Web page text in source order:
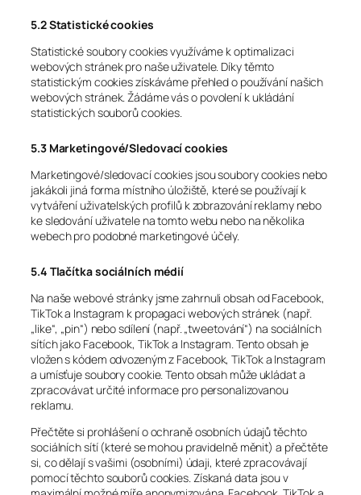
5.2 Statistické cookies
Statistické soubory cookies využíváme k optimalizaci
webových stránek pro naše uživatele. Díky těmto
statistickým cookies získáváme přehled o používání našich
webových stránek. Žádáme vás o povolení k ukládání
statistických souborů cookies.
5.3 Marketingové/Sledovací cookies
Marketingové/sledovací cookies jsou soubory cookies nebo
jakákoli jiná forma místního úložiště, které se používají k
vytváření uživatelských profilů k zobrazování reklamy nebo
ke sledování uživatele na tomto webu nebo na několika
webech pro podobné marketingové účely.
5.4 Tlačítka sociálních médií
Na naše webové stránky jsme zahrnuli obsah od Facebook,
TikTok a Instagram k propagaci webových stránek (např.
„like“, „pin“) nebo sdílení (např. „tweetování“) na sociálních
sítích jako Facebook, TikTok a Instagram. Tento obsah je
vložen s kódem odvozeným z Facebook, TikTok a Instagram
a umísťuje soubory cookie. Tento obsah může ukládat a
zpracovávat určité informace pro personalizovanou
reklamu.
Přečtěte si prohlášení o ochraně osobních údajů těchto
sociálních sítí (které se mohou pravidelně měnit) a přečtěte
si, co dělají s vašimi (osobními) údaji, které zpracovávají
pomocí těchto souborů cookies. Získaná data jsou v